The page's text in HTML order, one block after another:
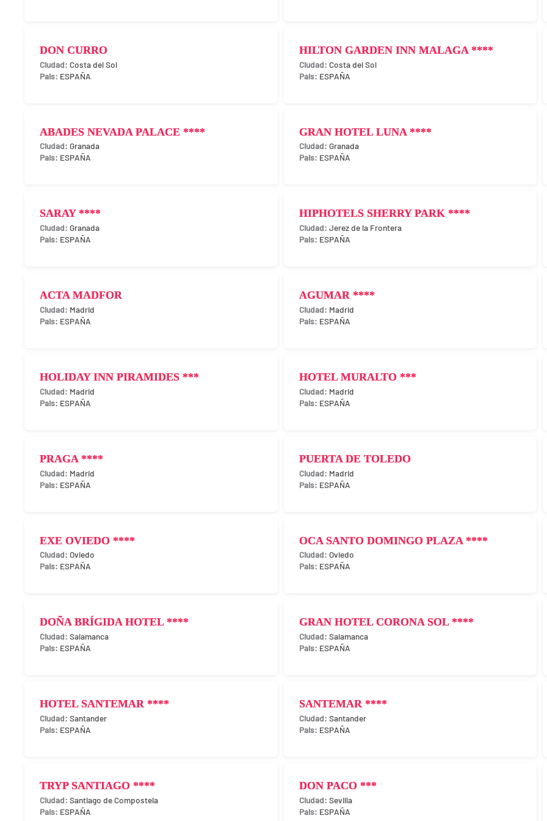
DON CURRO
Costa del Sol
ESPAÑA
HILTON GARDEN INN MALAGA ****
Costa del Sol
ESPAÑA
ABADES NEVADA PALACE ****
Granada
ESPAÑA
GRAN HOTEL LUNA ****
Granada
ESPAÑA
SARAY ****
Granada
ESPAÑA
HIPHOTELS SHERRY PARK ****
Jerez de la Frontera
ESPAÑA
ACTA MADFOR
Madrid
ESPAÑA
AGUMAR ****
Madrid
ESPAÑA
HOLIDAY INN PIRAMIDES ***
Madrid
ESPAÑA
HOTEL MURALTO ***
Madrid
ESPAÑA
PRAGA ****
Madrid
ESPAÑA
PUERTA DE TOLEDO
Madrid
ESPAÑA
EXE OVIEDO ****
Oviedo
ESPAÑA
OCA SANTO DOMINGO PLAZA ****
Oviedo
ESPAÑA
DOÑA BRÍGIDA HOTEL ****
Salamanca
ESPAÑA
GRAN HOTEL CORONA SOL ****
Salamanca
ESPAÑA
HOTEL SANTEMAR ****
Santander
ESPAÑA
SANTEMAR ****
Santander
ESPAÑA
TRYP SANTIAGO ****
Santiago de Compostela
ESPAÑA
DON PACO ***
Sevilla
ESPAÑA